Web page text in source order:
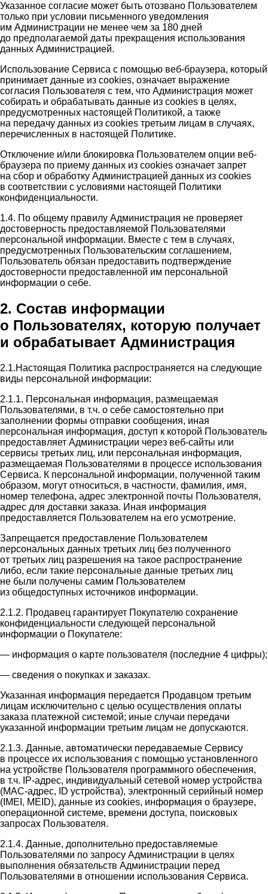
Указанное согласие может быть отозвано Пользователем
только при условии письменного уведомления
им Администрации не менее чем за 180 дней
до предполагаемой даты прекращения использования
данных Администрацией.
Использование Сервиса с помощью веб-браузера, который
принимает данные из cookies, означает выражение
согласия Пользователя с тем, что Администрация может
собирать и обрабатывать данные из cookies в целях,
предусмотренных настоящей Политикой, а также
на передачу данных из cookies третьим лицам в случаях,
перечисленных в настоящей Политике.
Отключение и/или блокировка Пользователем опции веб-
браузера по приему данных из cookies означает запрет
на сбор и обработку Администрацией данных из cookies
в соответствии с условиями настоящей Политики
конфиденциальности.
1.4. По общему правилу Администрация не проверяет
достоверность предоставляемой Пользователями
персональной информации. Вместе с тем в случаях,
предусмотренных Пользовательским соглашением,
Пользователь обязан предоставить подтверждение
достоверности предоставленной им персональной
информации о себе.
2. Состав информации
о Пользователях, которую получает
и обрабатывает Администрация
2.1.Настоящая Политика распространяется на следующие
виды персональной информации:
2.1.1. Персональная информация, размещаемая
Пользователями, в т.ч. о себе самостоятельно при
заполнении формы отправки сообщения, иная
персональная информация, доступ к которой Пользователь
предоставляет Администрации через веб-сайты или
сервисы третьих лиц, или персональная информация,
размещаемая Пользователями в процессе использования
Сервиса. К персональной информации, полученной таким
образом, могут относиться, в частности, фамилия, имя,
номер телефона, адрес электронной почты Пользователя,
адрес для доставки заказа. Иная информация
предоставляется Пользователем на его усмотрение.
Запрещается предоставление Пользователем
персональных данных третьих лиц без полученного
от третьих лиц разрешения на такое распространение
либо, если такие персональные данные третьих лиц
не были получены самим Пользователем
из общедоступных источников информации.
2.1.2. Продавец гарантирует Покупателю сохранение
конфиденциальности следующей персональной
информации о Покупателе:
— информация о карте пользователя (последние 4 цифры);
— сведения о покупках и заказах.
Указанная информация передается Продавцом третьим
лицам исключительно с целью осуществления оплаты
заказа платежной системой; иные случаи передачи
указанной информации третьим лицам не допускаются.
2.1.3. Данные, автоматически передаваемые Сервису
в процессе их использования с помощью установленного
на устройстве Пользователя программного обеспечения,
в т.ч. IP-адрес, индивидуальный сетевой номер устройства
(MAC-адрес, ID устройства), электронный серийный номер
(IMEI, MEID), данные из cookies, информация о браузере,
операционной системе, времени доступа, поисковых
запросах Пользователя.
2.1.4. Данные, дополнительно предоставляемые
Пользователями по запросу Администрации в целях
выполнения обязательств Администрации перед
Пользователями в отношении использования Сервиса.